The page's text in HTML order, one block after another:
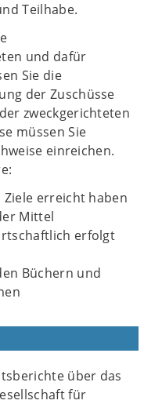
Teilhabe.
und dafür
Sie die
der Zuschüsse
zweckgerichteten
müssen Sie
einreichen.
erreicht haben
Mittel
erfolgt
Büchern und
über das
für